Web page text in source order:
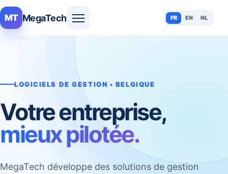
MT MegaTech FR EN NL
LOGICIELS DE GESTION • BELGIQUE
Votre entreprise,
mieux pilotée.
MegaTech développe des solutions de gestion